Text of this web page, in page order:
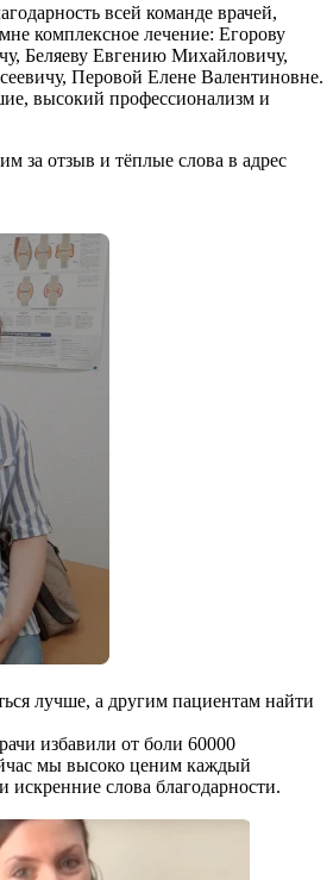
всей команде врачей,
комплексное лечение: Егорову
Беляеву Евгению Михайловичу,
Перовой Елене Валентиновне.
высокий профессионализм и
за отзыв и тёплые слова в адрес
лучше, а другим пациентам найти
избавили от боли 60000
мы высоко ценим каждый
слова благодарности.